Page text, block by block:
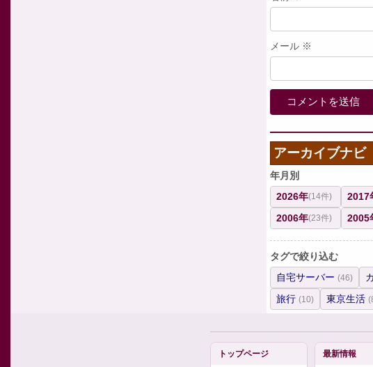
メール ※
アーカイブナビ
年月別
2026年(14件) 2017
2006年(23件) 2005
タグで絞り込む
自宅サーバー (46)
旅行 (10) 東京生活
トップページ 最新情報